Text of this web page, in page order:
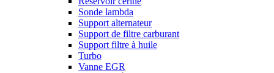
Sonde lambda
Support alternateur
Support de filtre carburant
Support filtre à huile
Turbo
Vanne EGR